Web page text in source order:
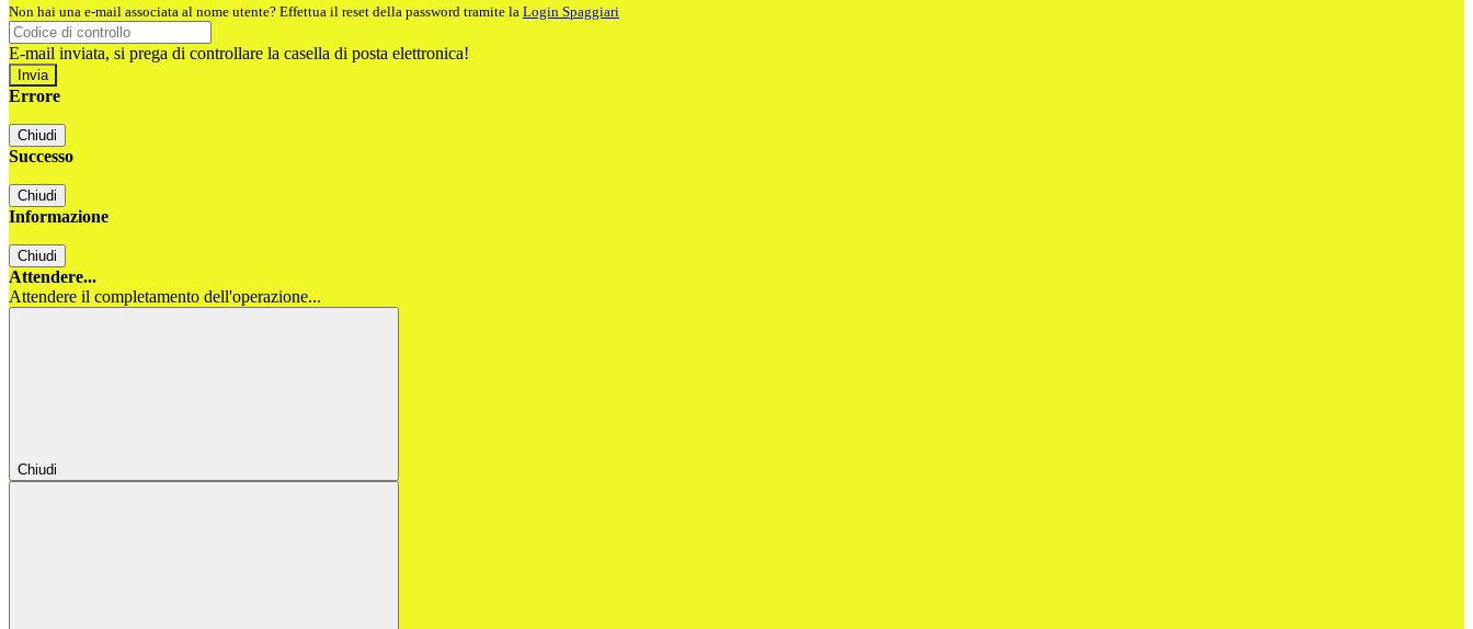
Non hai una e-mail associata al nome utente? Effettua il reset della password tramite la Login Spaggiari
E-mail inviata, si prega di controllare la casella di posta elettronica!
Errore
Chiudi
Successo
Chiudi
Informazione
Chiudi
Attendere...
Attendere il completamento dell'operazione...
Chiudi